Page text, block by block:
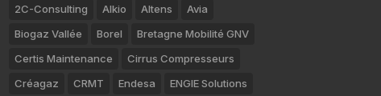
2C-Consulting Alkio Altens
Avia
Biogaz Vallée
Borel
Bretagne Mobilité GNV
Certis Maintenance
Cirrus Compresseurs
Créagaz
CRMT Endesa
ENGIE Solutions